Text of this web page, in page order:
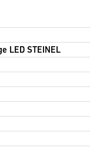
LED STEINEL